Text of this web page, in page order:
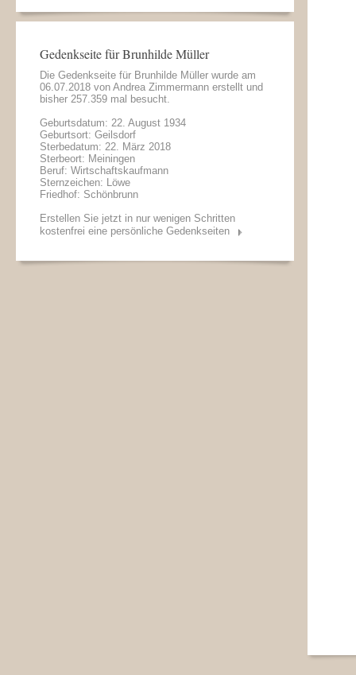
Gedenkseite für Brunhilde Müller
Die Gedenkseite für Brunhilde Müller wurde am
06.07.2018 von Andrea Zimmermann erstellt und
bisher 257.359 mal besucht.
Geburtsdatum: 22. August 1934
Geburtsort: Geilsdorf
Sterbedatum: 22. März 2018
Sterbeort: Meiningen
Beruf: Wirtschaftskaufmann
Sternzeichen: Löwe
Friedhof: Schönbrunn
Erstellen Sie jetzt in nur wenigen Schritten
kostenfrei eine persönliche Gedenkseiten